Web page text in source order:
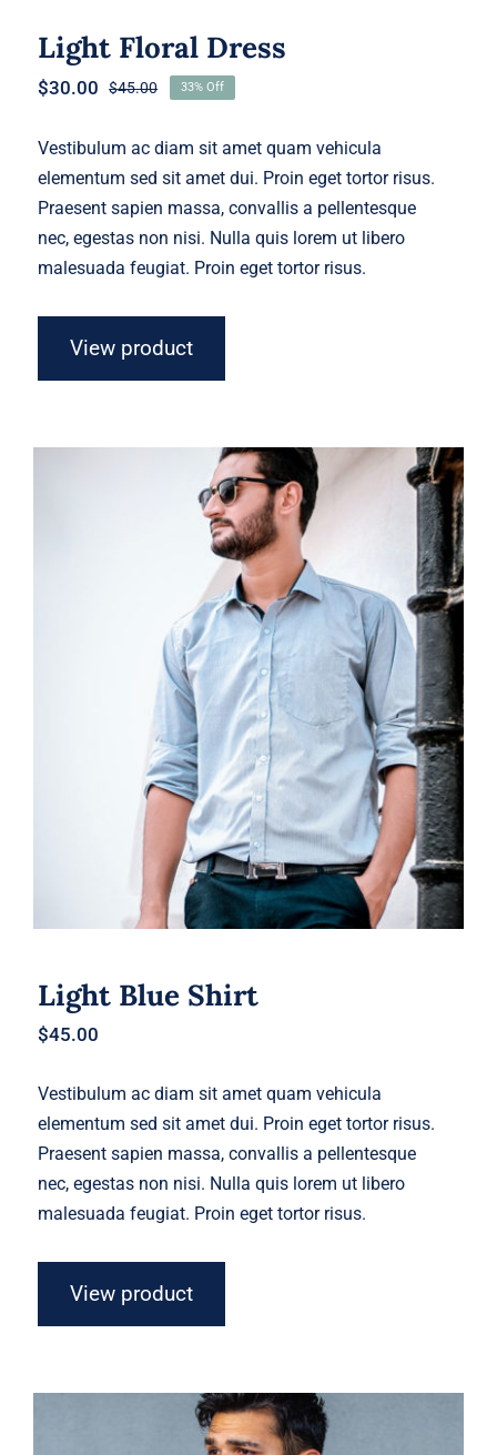
Light Floral Dress
$45.00Original
was:
$30.00
Current
is:
33% Off
Vestibulum ac diam sit amet quam vehicula
elementum sed sit amet dui. Proin eget tortor risus.
Praesent sapien massa, convallis a pellentesque
nec, egestas non nisi. Nulla quis lorem ut libero
malesuada feugiat. Proin eget tortor risus.
View product
Light Blue Shirt
Light Blue Shirt
$45.00
Vestibulum ac diam sit amet quam vehicula
elementum sed sit amet dui. Proin eget tortor risus.
Praesent sapien massa, convallis a pellentesque
nec, egestas non nisi. Nulla quis lorem ut libero
malesuada feugiat. Proin eget tortor risus.
View product